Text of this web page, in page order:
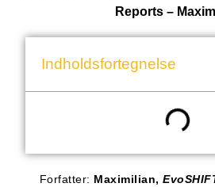
Reports –
Indholdsfortegnelse
Forfatter: Maximilian,